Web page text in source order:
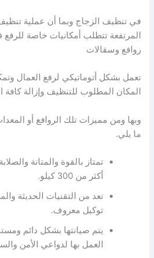
في تنظيف الزجاج وبما أن عملية
المرتفعة تتطلب أمكانيات خاصة للرفع
روافع وسقالات
تعمل بشكل أتوماتيكي لرفع العمال
المكان المطلوب للتنظيف وإزالة كافة
وبها ومن مميزات تلك الروافع أو
ما يلي.
تمتاز بالقوة والمتانة
أكثر من 300 كيلو.
تعد من التقنيات الحديثة
توكيل معروف.
يتم صيانتها بشكل دائم
العمل بها لدواعي الأمن